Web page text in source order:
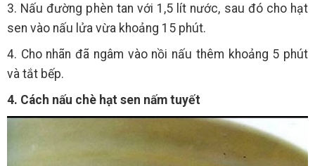
3. Nấu đường phèn tan với 1,5 lít nước, sau đó cho hạt
sen vào nấu lửa vừa khoảng 15 phút.
4. Cho nhãn đã ngâm vào nồi nấu thêm khoảng 5 phút
và tắt bếp.
4. Cách nấu chè hạt sen nấm tuyết